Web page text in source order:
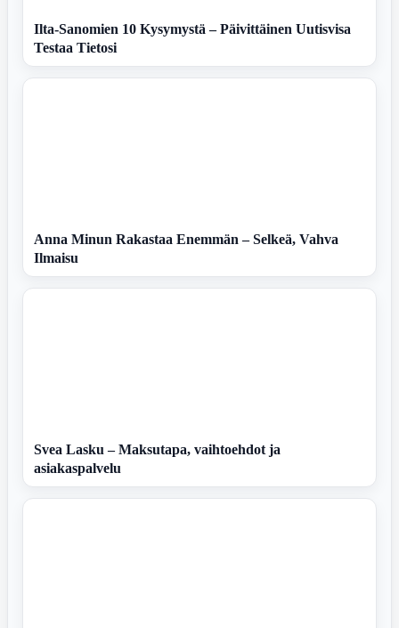
Ilta-Sanomien 10 Kysymystä – Päivittäinen Uutisvisa
Testaa Tietosi
Anna Minun Rakastaa Enemmän – Selkeä, Vahva
Ilmaisu
Svea Lasku – Maksutapa, vaihtoehdot ja
asiakaspalvelu